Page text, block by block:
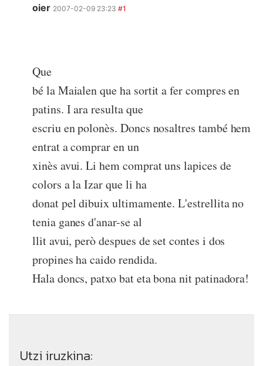
oier 2007-02-09 23:23 #1
Que
bé la Maialen que ha sortit a fer compres en
patins. I ara resulta que
escriu en polonès. Doncs nosaltres també hem
entrat a comprar en un
xinès avui. Li hem comprat uns lapices de
colors a la Izar que li ha
donat pel dibuix ultimamente. L'estrellita no
tenia ganes d'anar-se al
llit avui, però despues de set contes i dos
propines ha caido rendida.
Hala doncs, patxo bat eta bona nit patinadora!
Utzi iruzkina: